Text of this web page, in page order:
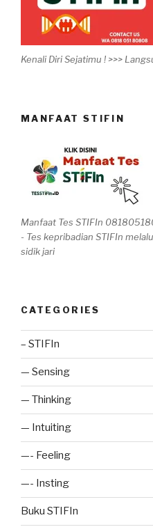
Kenali Diri Sejatimu ! >>>
MANFAAT STIFIN
Manfaat Tes STIFIn
- Tes kepribadian STIFIn
sidik jari
CATEGORIES
– STIFIn
— Sensing
— Thinking
— Intuiting
—- Feeling
—- Insting
Buku STIFIn